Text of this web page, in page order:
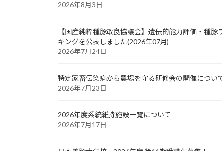
2026年8月3日
【国産純粋種豚改良協議会】遺伝的能力評価・種豚
キングを公表しました(2026年07月)
2026年7月24日
特定家畜伝染病から農場を守る研修会の開催につい
2026年7月23日
2026年度系統維持施設一覧について
2026年7月17日